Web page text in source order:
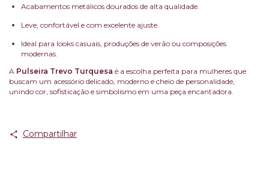
Acabamentos metálicos dourados de alta qualidade.
Leve, confortável e com excelente ajuste.
Ideal para looks casuais, produções de verão ou composições
modernas.
A Pulseira Trevo Turquesa é a escolha perfeita para mulheres que
buscam um acessório delicado, moderno e cheio de personalidade,
unindo cor, sofisticação e simbolismo em uma peça encantadora.
Compartilhar